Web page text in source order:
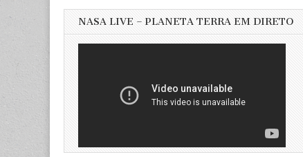
NASA LIVE – PLANETA TERRA EM DIRETO